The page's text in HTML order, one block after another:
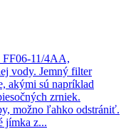
FF06-11/4AA,
vody. Jemný filter
akými sú napríklad
zrniek.
možno ľahko odstrániť.
jímka z...